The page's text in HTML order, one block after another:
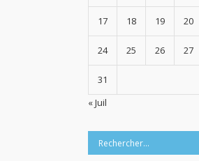
17 18 19 20
24 25 26 27
31
« Juil